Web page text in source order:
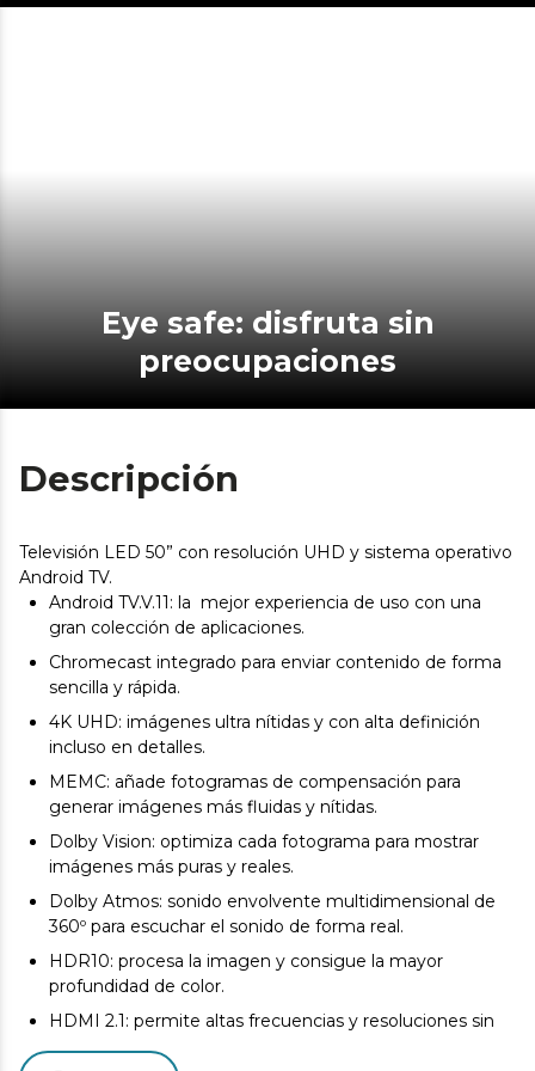
Eye safe: disfruta sin
preocupaciones
Descripción
Televisión LED 50” con resolución UHD y sistema operativo
Android TV.
Android TV.V.11: la mejor experiencia de uso con una
gran colección de aplicaciones.
Chromecast integrado para enviar contenido de forma
sencilla y rápida.
4K UHD: imágenes ultra nítidas y con alta definición
incluso en detalles.
MEMC: añade fotogramas de compensación para
generar imágenes más fluidas y nítidas.
Dolby Vision: optimiza cada fotograma para mostrar
imágenes más puras y reales.
Dolby Atmos: sonido envolvente multidimensional de
360º para escuchar el sonido de forma real.
HDR10: procesa la imagen y consigue la mayor
profundidad de color.
HDMI 2.1: permite altas frecuencias y resoluciones sin
dañar la imagen de origen.